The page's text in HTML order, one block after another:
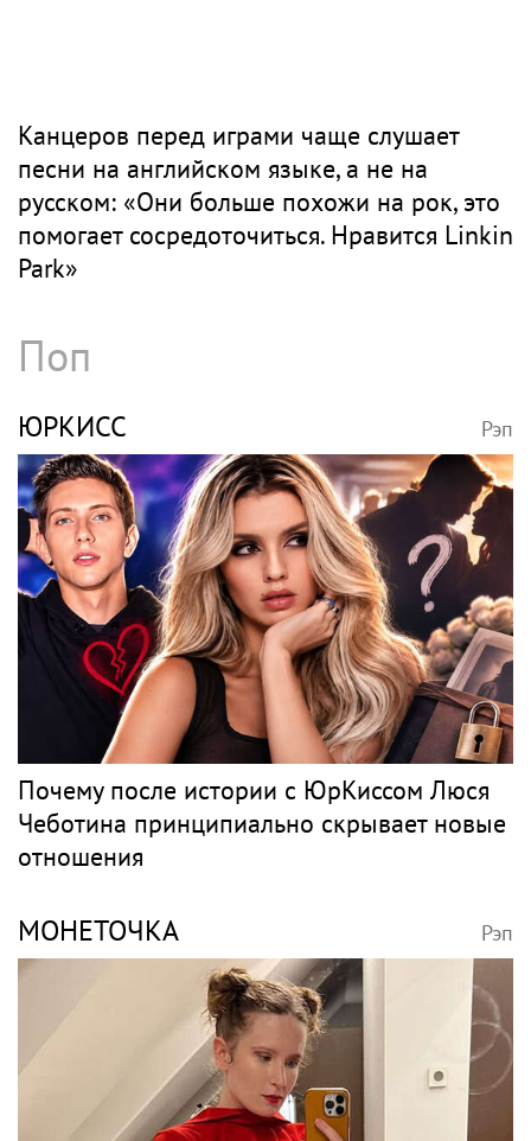
Канцеров перед играми чаще слушает
песни на английском языке, а не на
русском: «Они больше похожи на рок, это
помогает сосредоточиться. Нравится Linkin
Park»
Поп
ЮРКИСС Рэп
Почему после истории с ЮрКиссом Люся
Чеботина принципиально скрывает новые
отношения
МОНЕТОЧКА Рэп